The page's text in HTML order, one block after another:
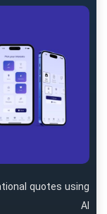
quotes using
AI